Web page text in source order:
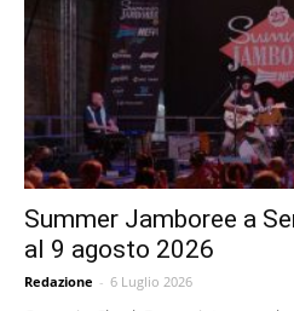
Summer Jamboree a
al 9 agosto 2026
Redazione - 6 Luglio 2026